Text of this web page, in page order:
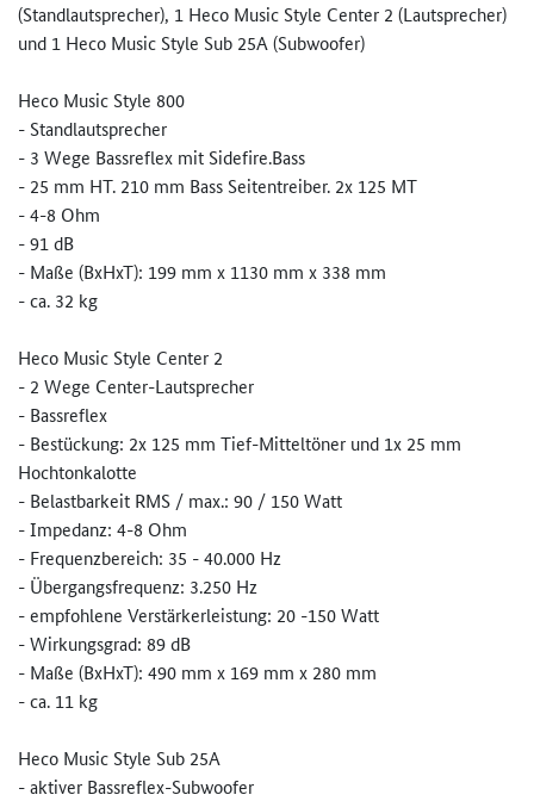
(Standlautsprecher), 1 Heco Music Style Center 2 (Lautsprecher)
und 1 Heco Music Style Sub 25A (Subwoofer)
Heco Music Style 800
- Standlautsprecher
- 3 Wege Bassreflex mit Sidefire.Bass
- 25 mm HT. 210 mm Bass Seitentreiber. 2x 125 MT
- 4-8 Ohm
- 91 dB
- Maße (BxHxT): 199 mm x 1130 mm x 338 mm
- ca. 32 kg
Heco Music Style Center 2
- 2 Wege Center-Lautsprecher
- Bassreflex
- Bestückung: 2x 125 mm Tief-Mitteltöner und 1x 25 mm
Hochtonkalotte
- Belastbarkeit RMS / max.: 90 / 150 Watt
- Impedanz: 4-8 Ohm
- Frequenzbereich: 35 - 40.000 Hz
- Übergangsfrequenz: 3.250 Hz
- empfohlene Verstärkerleistung: 20 -150 Watt
- Wirkungsgrad: 89 dB
- Maße (BxHxT): 490 mm x 169 mm x 280 mm
- ca. 11 kg
Heco Music Style Sub 25A
- aktiver Bassreflex-Subwoofer